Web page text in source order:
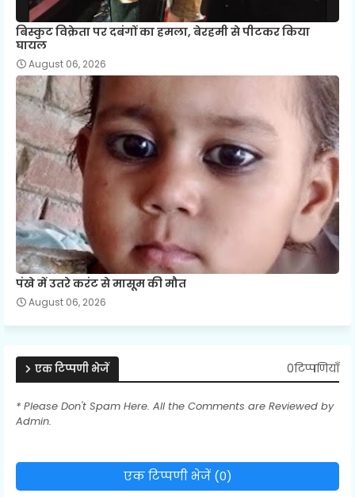
बिस्कुट विक्रेता पर दबंगों का हमला, बेरहमी से पीटकर किया
घायल
August 06, 2026
पंखे में उतरे करंट से मासूम की मौत
August 06, 2026
एक टिप्पणी भेजें 0टिप्पणियाँ
* Please Don't Spam Here. All the Comments are Reviewed by
Admin.
एक टिप्पणी भेजें (0)